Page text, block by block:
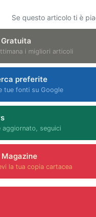
Se questo articolo ti è
i migliori articoli
preferite
tue fonti su Google
aggiornato, seguici
la tua copia cartacea